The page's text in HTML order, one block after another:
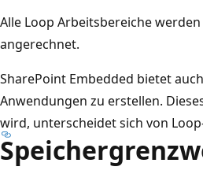
Alle Loop Arbeitsbereiche
angerechnet.
SharePoint Embedded bietet
Anwendungen zu erstellen.
wird, unterscheidet sich von